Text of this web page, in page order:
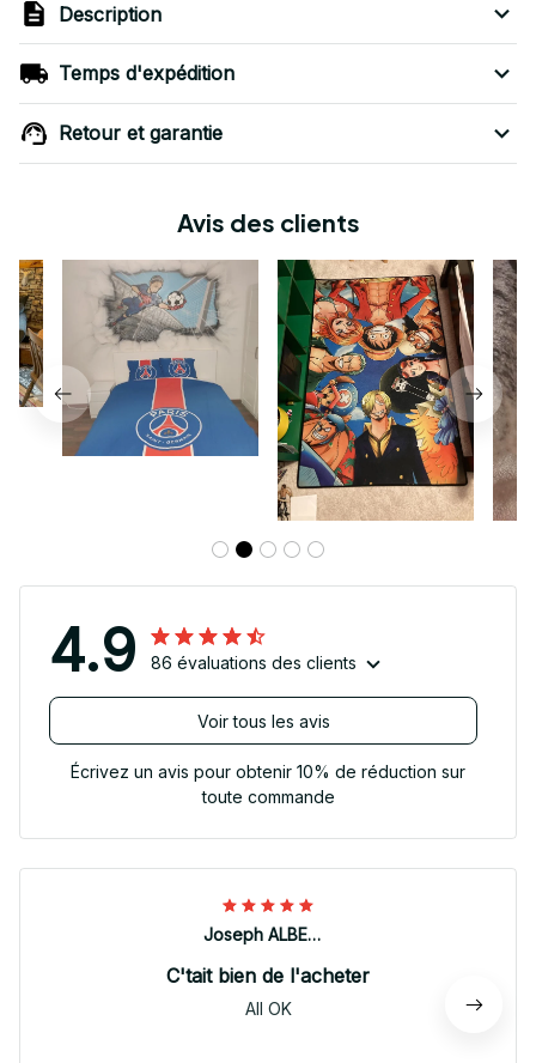
Description
Temps d'expédition
Retour et garantie
Avis des clients
4.9 86 évaluations des clients
Voir tous les avis
Écrivez un avis pour obtenir 10% de réduction sur
toute commande
Joseph ALBERTINI
C'tait bien de l'acheter
All OK